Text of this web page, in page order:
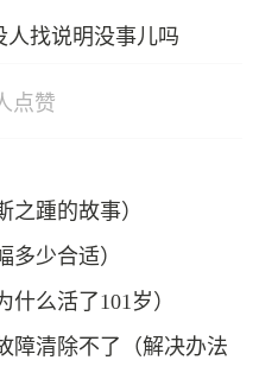
人找说明没事儿吗
点赞
之踵的故事）
多少合适）
么活了101岁）
障清除不了（解决办法